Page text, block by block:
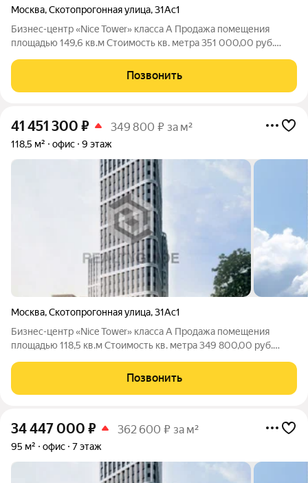
Москва,Скотопрогонная улица,31Ас1
Бизнес-центр «Nice Tower» класса A Продажа помещения
площадью 149,6 кв.м Cтоимость кв. метра 351 000,00 руб.
расположен по адресу: Скотопрогонная улица, 31А, Москва
Позвонить
41 451 300 ₽ 349 800 ₽ за м²
118,5 м² офис 9 этаж
Москва,Скотопрогонная улица,31Ас1
Бизнес-центр «Nice Tower» класса A Продажа помещения
площадью 118,5 кв.м Cтоимость кв. метра 349 800,00 руб.
расположен по адресу: Скотопрогонная улица, 31А, Москва
Позвонить
34 447 000 ₽ 362 600 ₽ за м²
95 м² офис 7 этаж